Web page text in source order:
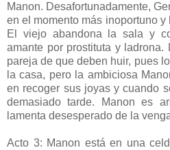
Manon. Desafortunadamente,
en el momento más inoportuno
El viejo abandona la sala y
amante por prostituta y
pareja de que deben huir, pues
la casa, pero la ambiciosa
en recoger sus joyas y cuando
demasiado tarde. Manon es
lamenta desesperado de la
Acto 3: Manon está en una